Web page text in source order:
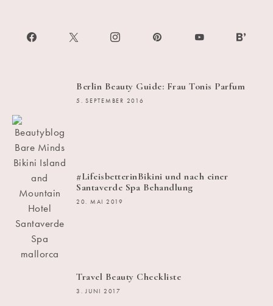
Berlin Beauty Guide: Frau Tonis Parfum
5. SEPTEMBER 2016
#LifeisbetterinBikini und nach einer
Santaverde Spa Behandlung
20. MAI 2019
Travel Beauty Checkliste
3. JUNI 2017